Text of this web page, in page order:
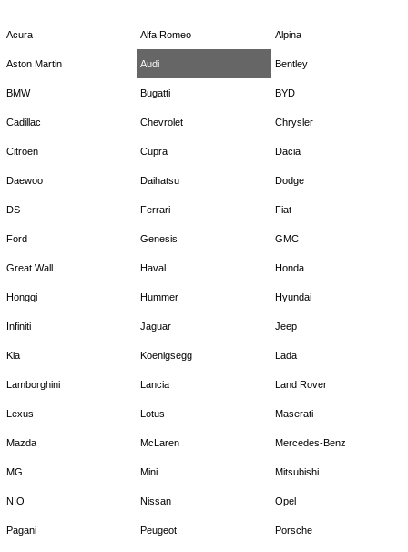
Acura Alfa Romeo Alpina
Aston Martin Audi Bentley
BMW Bugatti BYD
Cadillac Chevrolet Chrysler
Citroen Cupra Dacia
Daewoo Daihatsu Dodge
DS Ferrari Fiat
Ford Genesis GMC
Great Wall Haval Honda
Hongqi Hummer Hyundai
Infiniti Jaguar Jeep
Kia Koenigsegg Lada
Lamborghini Lancia Land Rover
Lexus Lotus Maserati
Mazda McLaren Mercedes-Benz
MG Mini Mitsubishi
NIO Nissan Opel
Pagani Peugeot Porsche